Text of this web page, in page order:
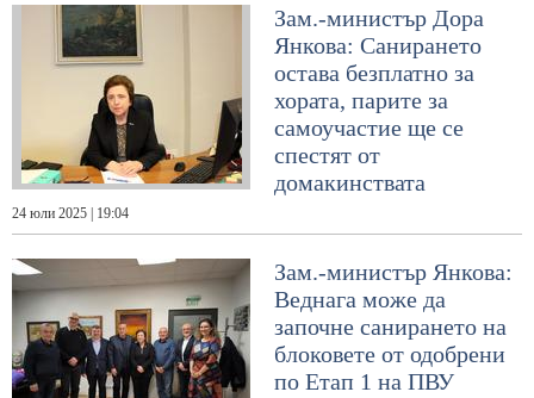
Зам.-министър Дора
Янкова: Санирането
остава безплатно за
хората, парите за
самоучастие ще се
спестят от
домакинствата
24 юли 2025 | 19:04
Зам.-министър Янкова:
Веднага може да
започне санирането на
блоковете от одобрени
по Етап 1 на ПВУ